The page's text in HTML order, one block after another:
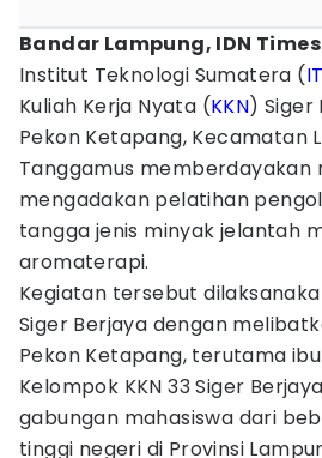
Bandar Lampung, IDN
Institut Teknologi Sumatera (
Kuliah Kerja Nyata (KKN) Siger
Pekon Ketapang, Kecamatan
Tanggamus memberdayakan
mengadakan pelatihan
tangga jenis minyak jelantah
aromaterapi.
Kegiatan tersebut
Siger Berjaya dengan
Pekon Ketapang, terutama
Kelompok KKN 33 Siger
gabungan mahasiswa dari
tinggi negeri di Provinsi